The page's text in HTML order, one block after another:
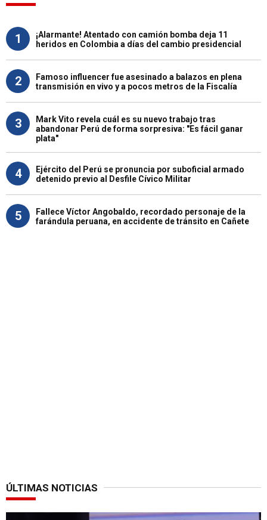
1
¡Alarmante! Atentado con camión bomba deja 11
heridos en Colombia a días del cambio presidencial
2
Famoso influencer fue asesinado a balazos en plena
transmisión en vivo y a pocos metros de la Fiscalía
3
Mark Vito revela cuál es su nuevo trabajo tras
abandonar Perú de forma sorpresiva: "Es fácil ganar
plata"
4
Ejército del Perú se pronuncia por suboficial armado
detenido previo al Desfile Cívico Militar
5
Fallece Víctor Angobaldo, recordado personaje de la
farándula peruana, en accidente de tránsito en Cañete
ÚLTIMAS NOTICIAS